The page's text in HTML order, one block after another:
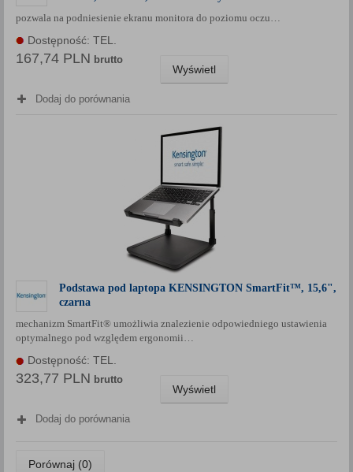
pozwala na podniesienie ekranu monitora do poziomu oczu…
Dostępność: TEL.
167,74 PLN brutto
Wyświetl
Dodaj do porównania
Podstawa pod laptopa KENSINGTON SmartFit™, 15,6",
czarna
mechanizm SmartFit® umożliwia znalezienie odpowiedniego ustawienia
optymalnego pod względem ergonomii…
Dostępność: TEL.
323,77 PLN brutto
Wyświetl
Dodaj do porównania
Porównaj (0)